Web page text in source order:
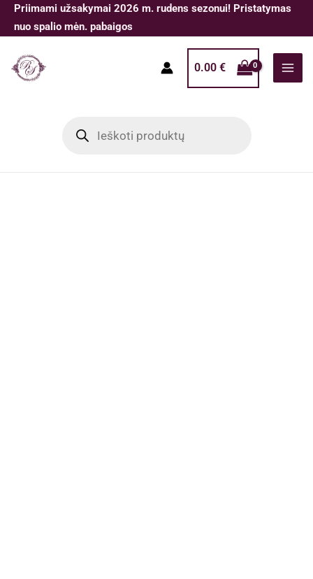
Pereiti
prie
Priimami užsakymai 2026 m. rudens sezonui! Pristatymas
nuo spalio mėn. pabaigos
0.00 €
search